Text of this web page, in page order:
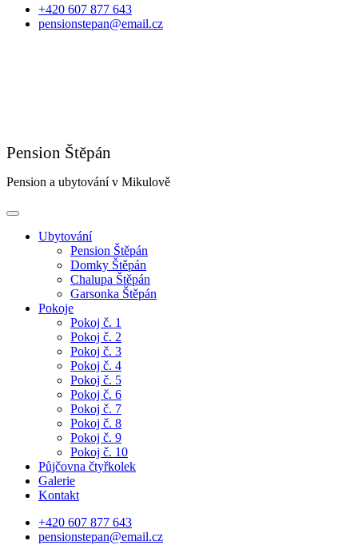
+420 607 877 643
pensionstepan@email.cz
Pension a ubytování v Mikulově
Ubytování
Pension Štěpán
Domky Štěpán
Chalupa Štěpán
Garsonka Štěpán
Pokoje
Pokoj č. 1
Pokoj č. 2
Pokoj č. 3
Pokoj č. 4
Pokoj č. 5
Pokoj č. 6
Pokoj č. 7
Pokoj č. 8
Pokoj č. 9
Pokoj č. 10
Půjčovna čtyřkolek
Galerie
Kontakt
+420 607 877 643
pensionstepan@email.cz